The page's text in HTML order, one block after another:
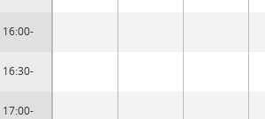
16:00-
16:30-
17:00-